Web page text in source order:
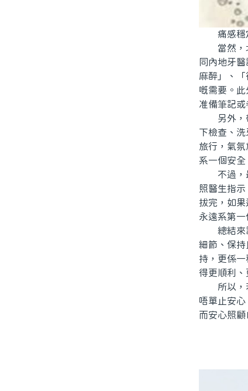
痛感穩定
當然，北
同內地牙
麻醉」、
嘅需要。
准備筆記或
另外，帶
下檢查、
旅行，氣
系一個安全
不過，最
照醫生指
拔完，如
永遠系第一
總結來說
細節、保
持，更係
得更順利、
所以，若
唔單止安
而安心照顧